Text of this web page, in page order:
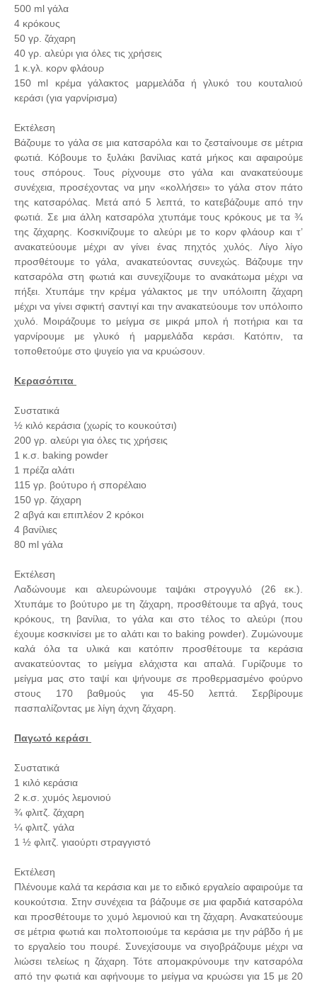
500 ml γάλα
4 κρόκους
50 γρ. ζάχαρη
40 γρ. αλεύρι για όλες τις χρήσεις
1 κ.γλ. κορν φλάουρ
150 ml κρέμα γάλακτος μαρμελάδα ή γλυκό του κουταλιού
κεράσι (για γαρνίρισμα)
Εκτέλεση
Βάζουμε το γάλα σε μια κατσαρόλα και το ζεσταίνουμε σε μέτρια
φωτιά. Κόβουμε το ξυλάκι βανίλιας κατά μήκος και αφαιρούμε
τους σπόρους. Τους ρίχνουμε στο γάλα και ανακατεύουμε
συνέχεια, προσέχοντας να μην «κολλήσει» το γάλα στον πάτο
της κατσαρόλας. Μετά από 5 λεπτά, το κατεβάζουμε από την
φωτιά. Σε μια άλλη κατσαρόλα χτυπάμε τους κρόκους με τα ¾
της ζάχαρης. Κοσκινίζουμε το αλεύρι με το κορν φλάουρ και τ’
ανακατεύουμε μέχρι αν γίνει ένας πηχτός χυλός. Λίγο λίγο
προσθέτουμε το γάλα, ανακατεύοντας συνεχώς. Βάζουμε την
κατσαρόλα στη φωτιά και συνεχίζουμε το ανακάτωμα μέχρι να
πήξει. Χτυπάμε την κρέμα γάλακτος με την υπόλοιπη ζάχαρη
μέχρι να γίνει σφικτή σαντιγί και την ανακατεύουμε τον υπόλοιπο
χυλό. Μοιράζουμε το μείγμα σε μικρά μπολ ή ποτήρια και τα
γαρνίρουμε με γλυκό ή μαρμελάδα κεράσι. Κατόπιν, τα
τοποθετούμε στο ψυγείο για να κρυώσουν.
Κερασόπιτα
Συστατικά
½ κιλό κεράσια (χωρίς το κουκούτσι)
200 γρ. αλεύρι για όλες τις χρήσεις
1 κ.σ. baking powder
1 πρέζα αλάτι
115 γρ. βούτυρο ή σπορέλαιο
150 γρ. ζάχαρη
2 αβγά και επιπλέον 2 κρόκοι
4 βανίλιες
80 ml γάλα
Εκτέλεση
Λαδώνουμε και αλευρώνουμε ταψάκι στρογγυλό (26 εκ.).
Χτυπάμε το βούτυρο με τη ζάχαρη, προσθέτουμε τα αβγά, τους
κρόκους, τη βανίλια, το γάλα και στο τέλος το αλεύρι (που
έχουμε κοσκινίσει με το αλάτι και το baking powder). Ζυμώνουμε
καλά όλα τα υλικά και κατόπιν προσθέτουμε τα κεράσια
ανακατεύοντας το μείγμα ελάχιστα και απαλά. Γυρίζουμε το
μείγμα μας στο ταψί και ψήνουμε σε προθερμασμένο φούρνο
στους 170 βαθμούς για 45-50 λεπτά. Σερβίρουμε
πασπαλίζοντας με λίγη άχνη ζάχαρη.
Παγωτό κεράσι
Συστατικά
1 κιλό κεράσια
2 κ.σ. χυμός λεμονιού
¾ φλιτζ. ζάχαρη
¼ φλιτζ. γάλα
1 ½ φλιτζ. γιαούρτι στραγγιστό
Εκτέλεση
Πλένουμε καλά τα κεράσια και με το ειδικό εργαλείο αφαιρούμε τα
κουκούτσια. Στην συνέχεια τα βάζουμε σε μια φαρδιά κατσαρόλα
και προσθέτουμε το χυμό λεμονιού και τη ζάχαρη. Ανακατεύουμε
σε μέτρια φωτιά και πολτοποιούμε τα κεράσια με την ράβδο ή με
το εργαλείο του πουρέ. Συνεχίσουμε να σιγοβράζουμε μέχρι να
λιώσει τελείως η ζάχαρη. Τότε απομακρύνουμε την κατσαρόλα
από την φωτιά και αφήνουμε το μείγμα να κρυώσει για 15 με 20